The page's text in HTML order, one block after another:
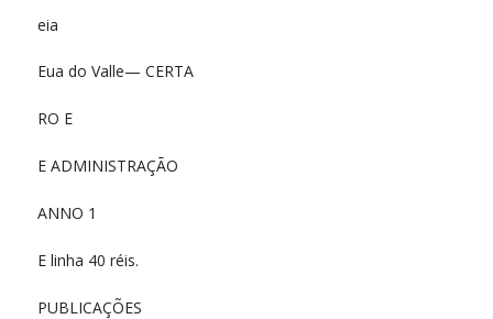
eia
Eua do Valle— CERTA
RO E
E ADMINISTRAÇÃO
ANNO 1
E linha 40 réis.
PUBLICAÇÕES